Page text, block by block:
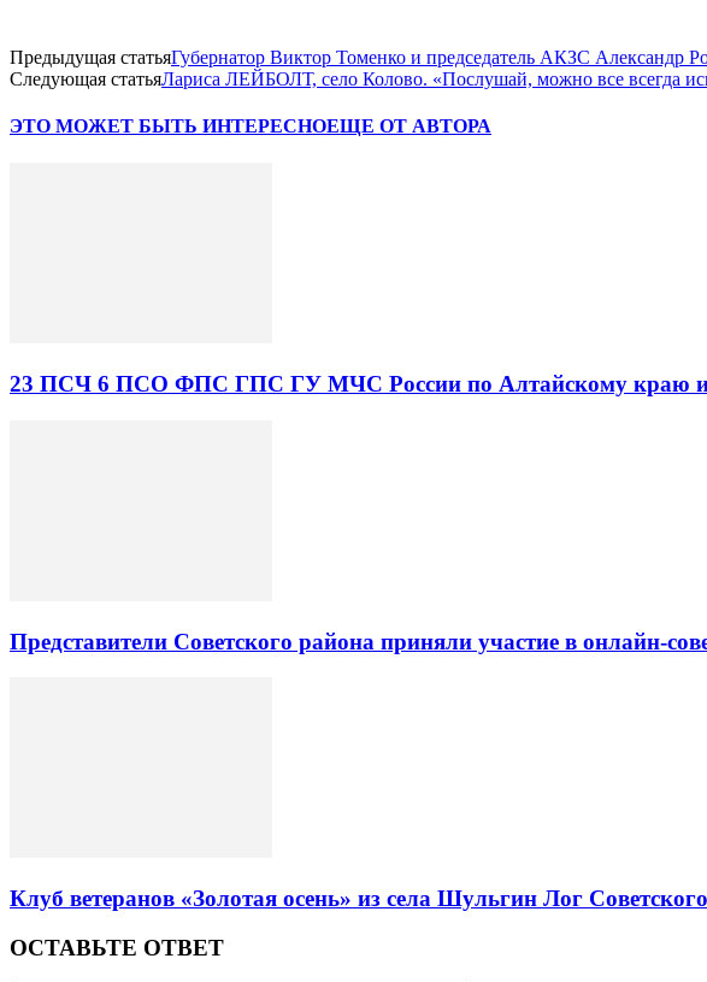
Предыдущая статьяГубернатор Виктор Томенко и председатель АКЗС Александр
Следующая статьяЛариса ЛЕЙБОЛТ, село Колово. «Послушай, можно все всегда
ЭТО МОЖЕТ БЫТЬ ИНТЕРЕСНОЕЩЕ ОТ АВТОРА
23 ПСЧ 6 ПСО ФПС ГПС ГУ МЧС России по Алтайскому краю
Представители Советского района приняли участие в онлайн-
Клуб ветеранов «Золотая осень» из села Шульгин Лог
ОСТАВЬТЕ ОТВЕТ